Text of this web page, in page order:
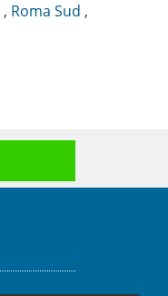
, Roma Sud ,